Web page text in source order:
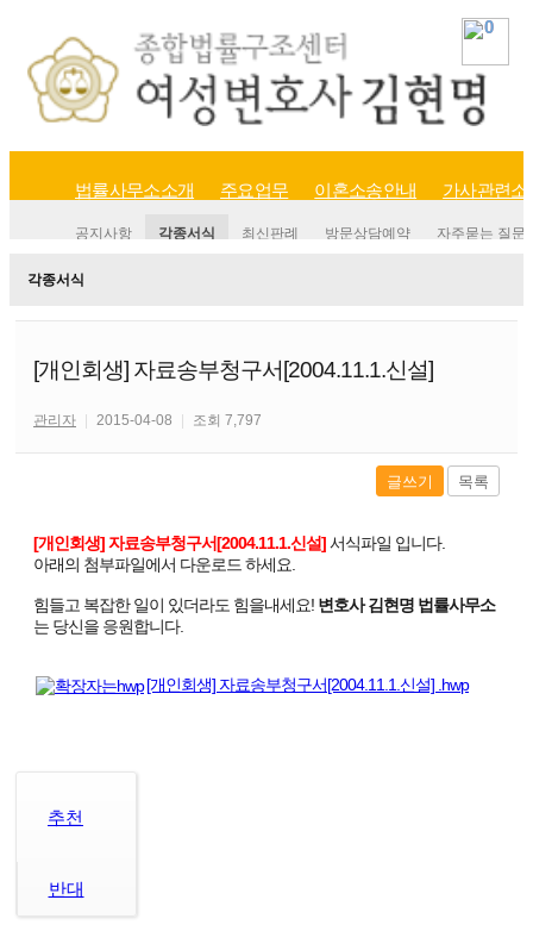
법률사무소소개 주요업무 이혼소송안내 가사관련소
공지사항 각종서식 최신판례 방문상담예약 자주묻는 질문
각종서식
[개인회생] 자료송부청구서[2004.11.1.신설]
관리자 | 2015-04-08 | 조회 7,797
글쓰기 목록
[개인회생] 자료송부청구서[2004.11.1.신설]서식파일 입니다.
아래의 첨부파일에서 다운로드 하세요.
힘들고 복잡한 일이 있더라도 힘을내세요! 변호사 김현명 법률사무소
는 당신을 응원합니다.
[개인회생] 자료송부청구서[2004.11.1.신설] .hwp
추천
0
반대
0